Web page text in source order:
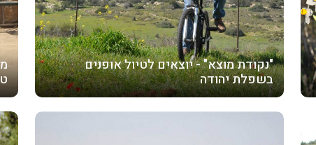
"נקודת מוצא" - יוצאים לטיול אופנים
בשפלת יהודה